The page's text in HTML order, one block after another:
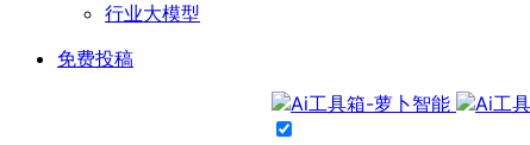
行业大模型
免费投稿